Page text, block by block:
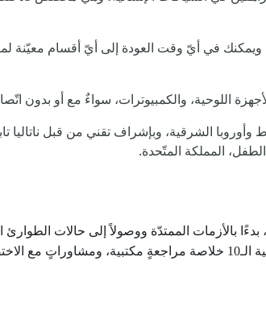
في الوحدة؛ ويمكنك في أيّ وقت العودة إلى أيّ أقسام
اللوحية، والكمبيوترات، سواءٌ مع أو بدون
الشرقية، وبإشراف تقني من قبل ناتاليا
المملكة المتّحدة.
بالأزمات الممتدّة ووصولاً إلى حالات الطوارئ
الشباب.